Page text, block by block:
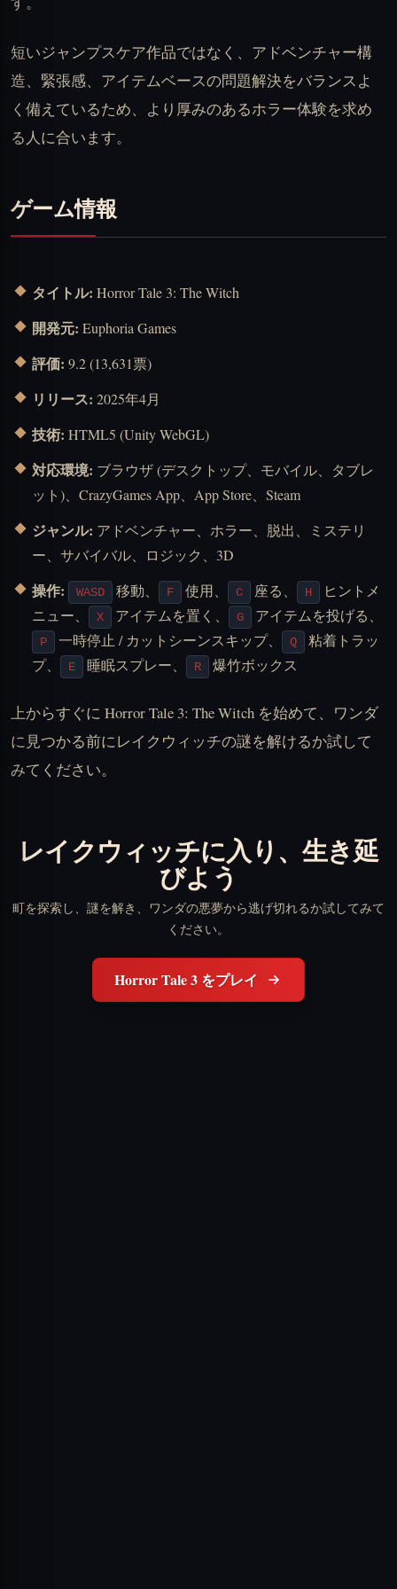
短いジャンプスケア作品ではなく、アドベンチャー構
造、緊張感、アイテムベースの問題解決をバランスよ
く備えているため、より厚みのあるホラー体験を求め
る人に合います。
ゲーム情報
タイトル: Horror Tale 3: The Witch
開発元: Euphoria Games
評価: 9.2 (13,631票)
リリース: 2025年4月
技術: HTML5 (Unity WebGL)
対応環境: ブラウザ (デスクトップ、モバイル、タブレ
ット)、CrazyGames App、App Store、Steam
ジャンル: アドベンチャー、ホラー、脱出、ミステリ
ー、サバイバル、ロジック、3D
操作: WASD 移動、 F 使用、 C 座る、 H
ヒントメ
ニュー、
X アイテムを置く、 G アイテムを投げる、
P 一時停止 / カットシーンスキップ、 Q
粘着トラッ
プ、
E 睡眠スプレー、 R 爆竹ボックス
上からすぐに Horror Tale 3: The Witch を始めて、ワンダ
に見つかる前にレイクウィッチの謎を解けるか試して
みてください。
レイクウィッチに入り、生き延
びよう
町を探索し、謎を解き、ワンダの悪夢から逃げ切れるか試してみて
ください。
Horror Tale 3 をプレイ